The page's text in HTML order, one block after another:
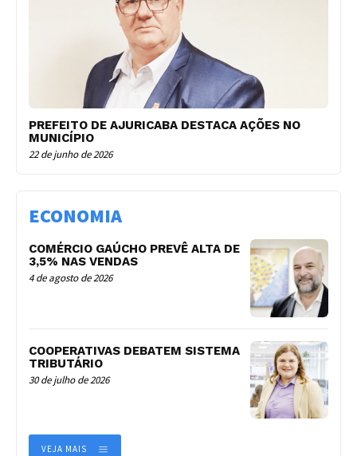
PREFEITO DE AJURICABA DESTACA AÇÕES NO
MUNICÍPIO
22 de junho de 2026
ECONOMIA
COMÉRCIO GAÚCHO PREVÊ ALTA DE
3,5% NAS VENDAS
4 de agosto de 2026
COOPERATIVAS DEBATEM SISTEMA
TRIBUTÁRIO
30 de julho de 2026
VEJA MAIS